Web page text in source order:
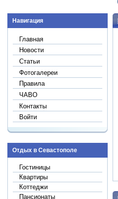
Навигация
Главная
Новости
Статьи
Фотогалереи
Правила
ЧАВО
Контакты
Войти
Отдых в Севастополе
Гостиницы
Квартиры
Коттеджи
Пансионаты